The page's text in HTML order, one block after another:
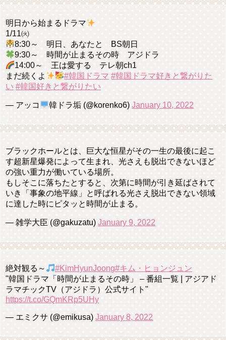
明日から始まるドラマ
1/11㈫
8:30～ 明日、あなたと BS朝日
9:30～ 時間が止まるその時 アジドラ
14:00～ 王は愛する テレ朝ch1
まだ続くよ
#韓国ドラマ #韓国ドラマ好きと繋がりた
い #韓国好きと繋がりたい
— アッコ 韓ドラ垢 (@korenko6)January 10, 2022
ブラックホールとは、巨大な恒星がその一生の最後に起こ
す超新星爆発によって生まれ、光さえも脱出できないほど
の強い重力が働いている場所。
もしそこに落ちたとすると、次第に時間が引き延ばされて
いき「事象の地平線」と呼ばれる光さえ脱出できない領域
に達した時にピタッと時間が止まる。
— 雑学大臣 (@gakuzatu) January 9, 2022
絶対観る～ #KimHyunJoong#キム・ヒョンジュン
"韓国ドラマ「時間が止まるその時」 – 番組一覧 | アジアド
ラマチックTV（アジドラ）公式サイト"
https://t.co/GQmKRp5UHy
— エミクサ (@emikusa) January 8, 2022